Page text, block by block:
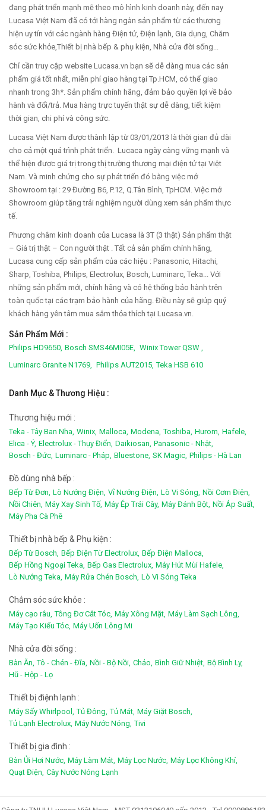
đang phát triển mạnh mẽ theo mô hình kinh doanh này, đến nay
Lucasa Việt Nam đã có tới hàng ngàn sản phẩm từ các thương
hiện uy tín với các ngành hàng Điện tử, Điện lạnh, Gia dụng, Chăm
sóc sức khỏe,Thiết bị nhà bếp & phụ kiện, Nhà cửa đời sống...
Chỉ cần truy cập website Lucasa.vn bạn sẽ dễ dàng mua các sản
phẩm giá tốt nhất, miễn phí giao hàng tại Tp.HCM, có thể giao
nhanh trong 3h*. Sản phẩm chính hãng, đảm bảo quyền lợi về bảo
hành và đổi/trả. Mua hàng trực tuyến thật sự dễ dàng, tiết kiệm
thời gian, chi phí và công sức.
Lucasa Việt Nam được thành lập từ 03/01/2013 là thời gian đủ dài
cho cả một quá trình phát triển. Lucaca ngày càng vững mạnh và
thể hiện được giá trị trong thị trường thương mại điện tử tại Việt
Nam. Và minh chứng cho sự phát triển đó bằng việc mở
Showroom tại : 29 Đường B6, P.12, Q.Tân Bình, TpHCM. Việc mở
Showroom giúp tăng trải nghiệm người dùng xem sản phẩm thực
tế.
Phương châm kinh doanh của Lucasa là 3T (3 thật) Sản phẩm thật
– Giá trị thật – Con người thật . Tất cả sản phẩm chính hãng,
Lucasa cung cấp sản phẩm của các hiệu : Panasonic, Hitachi,
Sharp, Toshiba, Philips, Electrolux, Bosch, Luminarc, Teka... Với
những sản phẩm mới, chính hãng và có hệ thống bảo hành trên
toàn quốc tại các trạm bảo hành của hãng. Điều này sẽ giúp quý
khách hàng yên tâm mua sắm thỏa thích tại Lucasa.vn.
Sản Phẩm Mới :
Philips HD9650, Bosch SMS46MI05E, Winix Tower QSW ,
Luminarc Granite N1769, Philips AUT2015, Teka HSB 610
Danh Mục & Thương Hiệu :
Thương hiệu mới :
Teka - Tây Ban Nha, Winix, Malloca, Modena, Toshiba, Hurom, Hafele,
Elica - Ý, Electrolux - Thụy Điển, Daikiosan, Panasonic - Nhật,
Bosch - Đức, Luminarc - Pháp, Bluestone, SK Magic, Philips - Hà Lan
Đồ dùng nhà bếp :
Bếp Từ Đơn, Lò Nướng Điện, Vỉ Nướng Điện, Lò Vi Sóng, Nồi Cơm Điện,
Nồi Chiên, Máy Xay Sinh Tố, Máy Ép Trái Cây, Máy Đánh Bột, Nồi Áp Suất,
Máy Pha Cà Phê
Thiết bị nhà bếp & Phụ kiện :
Bếp Từ Bosch, Bếp Điện Từ Electrolux, Bếp Điện Malloca,
Bếp Hồng Ngoại Teka, Bếp Gas Electrolux, Máy Hút Mùi Hafele,
Lò Nướng Teka, Máy Rửa Chén Bosch, Lò Vi Sóng Teka
Chắm sóc sức khỏe :
Máy cạo râu, Tông Đơ Cắt Tóc, Máy Xông Mặt, Máy Làm Sạch Lông,
Máy Tạo Kiểu Tóc, Máy Uốn Lông Mi
Nhà cửa đời sống :
Bàn Ăn, Tô - Chén - Đĩa, Nồi - Bộ Nồi, Chảo, Bình Giữ Nhiệt, Bộ Bình Ly,
Hũ - Hộp - Lọ
Thiết bị điệnh lạnh :
Máy Sấy Whirlpool, Tủ Đông, Tủ Mát, Máy Giặt Bosch,
Tủ Lạnh Electrolux, Máy Nước Nóng, Tivi
Thiết bị gia đình :
Bàn Ủi Hơi Nước, Máy Làm Mát, Máy Lọc Nước, Máy Lọc Không Khí,
Quạt Điện, Cây Nước Nóng Lạnh